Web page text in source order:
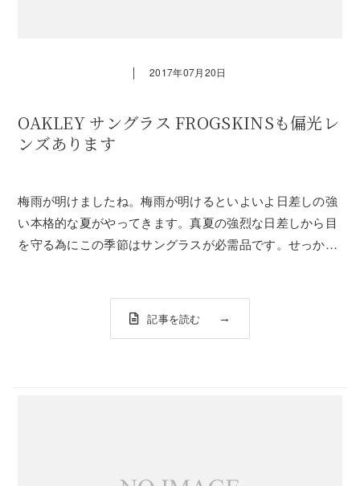
｜ 2017年07月20日
OAKLEY サングラス FROGSKINSも偏光レ
ンズあります
梅雨が明けましたね。梅雨が明けるといよいよ日差しの強
い本格的な夏がやってきます。真夏の強烈な日差しから目
を守る為にこの季節はサングラスが必需品です。せっかく
FROGSKINS PO BL...
記事を読む